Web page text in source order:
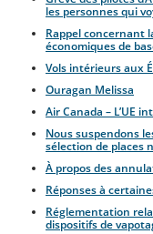
les personnes qui
Rappel concernant
économiques de
Vols intérieurs aux
Ouragan Melissa
Air Canada – L’UE
Nous suspendons
sélection de places
À propos des
Réponses à
Réglementation
dispositifs de